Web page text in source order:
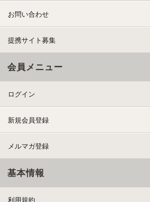
お問い合わせ
提携サイト募集
会員メニュー
ログイン
新規会員登録
メルマガ登録
基本情報
利用規約